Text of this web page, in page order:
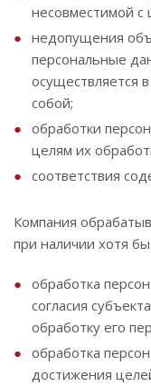
несовместимой с
недопущения
персональные
осуществляется
собой;
обработки
целям их
соответствия
Компания
при наличии хотя
обработка
согласия
обработку его
обработка
достижения